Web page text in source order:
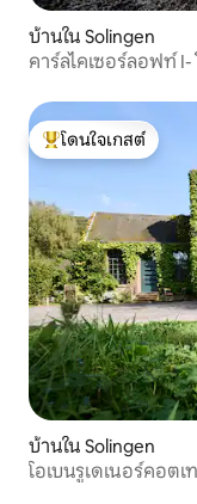
บ้านใน Solingen
คาร์ลไคเซอร์ลอฟท์
โดนใจเกสต์ที่สุด
โดนใจเกสต์
บ้านใน Solingen
โอเบนรูเดเนอร์คอต